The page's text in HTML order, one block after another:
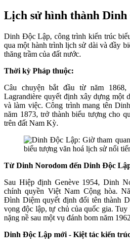
Lịch sử hình thành
Dinh Độc Lập, công trình kiến trúc
qua một hành trình lịch sử dài và đầy
thăng trầm của đất nước.
Thời kỳ Pháp thuộc:
Câu chuyện bắt đầu từ năm
Lagrandière quyết định xây dựng một
và làm việc. Công trình mang tên
năm 1873, trở thành biểu tượng cho
trên đất Nam Kỳ.
Từ Dinh Norodom đến Dinh Độc
Sau Hiệp định Genève 1954, Dinh
chính quyền Việt Nam Cộng hòa.
Đình Diệm quyết định đổi tên thành
vọng độc lập, tự chủ của quốc gia.
nặng nề sau một vụ đánh bom năm
Dinh Độc Lập mới - Kiệt tác kiến